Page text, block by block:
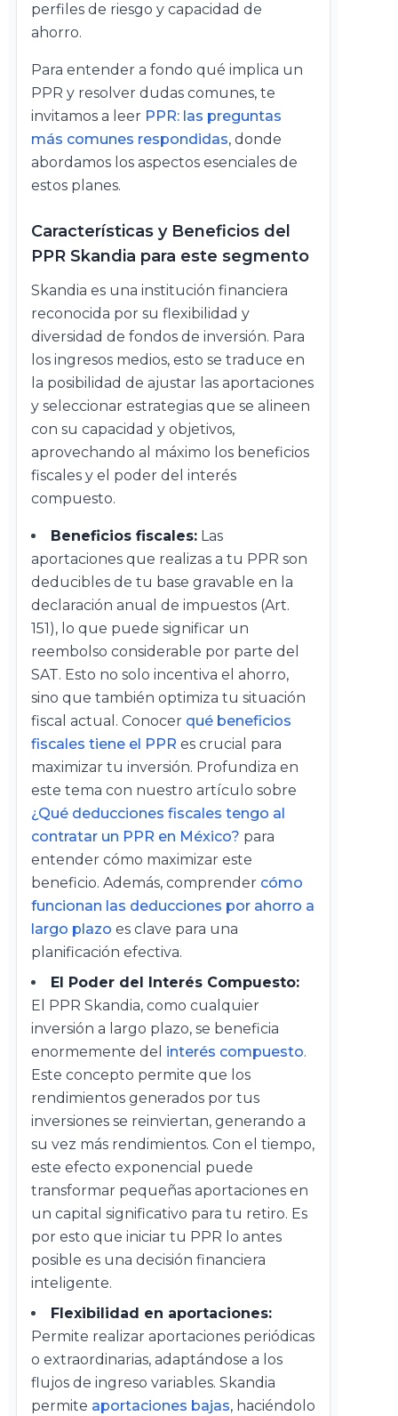
perfiles de riesgo y capacidad de
ahorro.
Para entender a fondo qué implica un
PPR y resolver dudas comunes, te
invitamos a leer PPR: las preguntas
más comunes respondidas, donde
abordamos los aspectos esenciales de
estos planes.
Características y Beneficios del
PPR Skandia para este segmento
Skandia es una institución financiera
reconocida por su flexibilidad y
diversidad de fondos de inversión. Para
los ingresos medios, esto se traduce en
la posibilidad de ajustar las aportaciones
y seleccionar estrategias que se alineen
con su capacidad y objetivos,
aprovechando al máximo los beneficios
fiscales y el poder del interés
compuesto.
Beneficios fiscales: Las
aportaciones que realizas a tu PPR son
deducibles de tu base gravable en la
declaración anual de impuestos (Art.
151), lo que puede significar un
reembolso considerable por parte del
SAT. Esto no solo incentiva el ahorro,
sino que también optimiza tu situación
fiscal actual. Conocer qué beneficios
fiscales tiene el PPR es crucial para
maximizar tu inversión. Profundiza en
este tema con nuestro artículo sobre
¿Qué deducciones fiscales tengo al
contratar un PPR en México? para
entender cómo maximizar este
beneficio. Además, comprender cómo
funcionan las deducciones por ahorro a
largo plazo es clave para una
planificación efectiva.
El Poder del Interés Compuesto:
El PPR Skandia, como cualquier
inversión a largo plazo, se beneficia
enormemente del interés compuesto.
Este concepto permite que los
rendimientos generados por tus
inversiones se reinviertan, generando a
su vez más rendimientos. Con el tiempo,
este efecto exponencial puede
transformar pequeñas aportaciones en
un capital significativo para tu retiro. Es
por esto que iniciar tu PPR lo antes
posible es una decisión financiera
inteligente.
Flexibilidad en aportaciones:
Permite realizar aportaciones periódicas
o extraordinarias, adaptándose a los
flujos de ingreso variables. Skandia
permite aportaciones bajas, haciéndolo